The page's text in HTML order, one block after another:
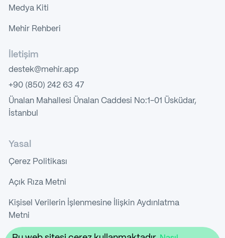
Medya Kiti
Mehir Rehberi
İletişim
destek@mehir.app
+90 (850) 242 63 47
Ünalan Mahallesi Ünalan Caddesi No:1-01 Üsküdar,
İstanbul
Yasal
Çerez Politikası
Açık Rıza Metni
Kişisel Verilerin İşlenmesine İlişkin Aydınlatma
Metni
Gizlilik Politikası